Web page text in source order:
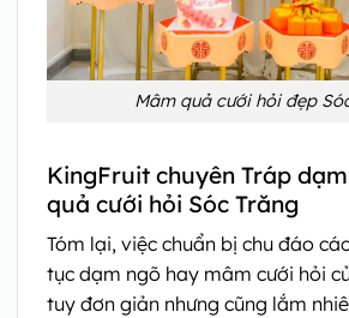
Mâm quả cưới hỏi đẹp
KingFruit chuyên Tráp
quả cưới hỏi Sóc Trăng
Tóm lại, việc chuẩn bị chu đáo
tục dạm ngõ hay mâm cưới hỏi
tuy đơn giản nhưng cũng lắm